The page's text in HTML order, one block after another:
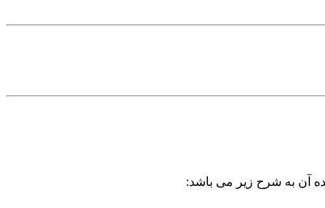
آن به شرح زیر می باشد: